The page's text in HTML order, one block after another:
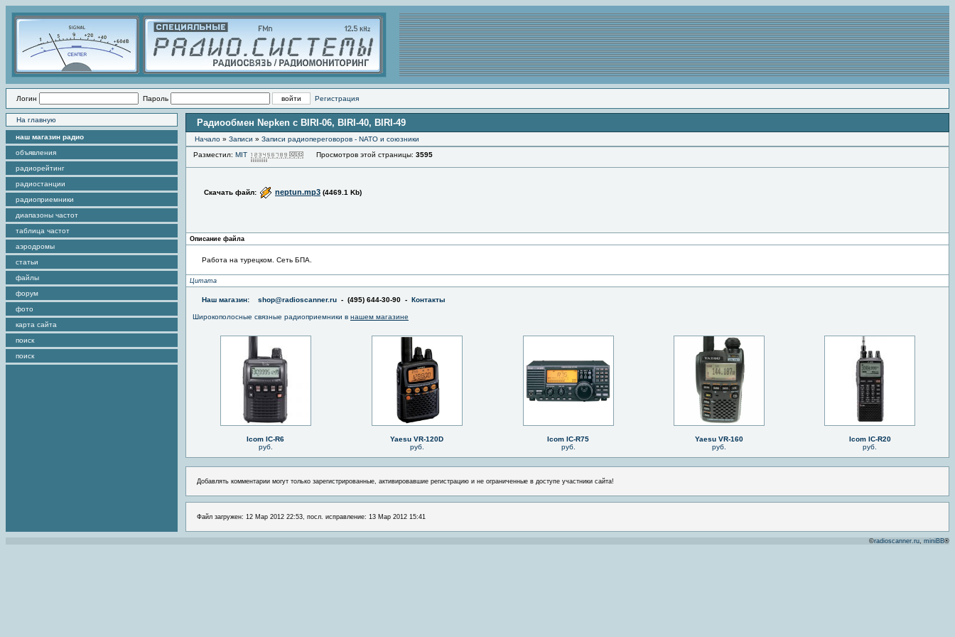
Логин Пароль Регистрация
На главную
наш магазин радио
объявления
радиорейтинг
радиостанции
радиоприемники
диапазоны частот
таблица частот
аэродромы
статьи
файлы
форум
фото
карта сайта
поиск
поиск
Радиообмен Nepken c BIRI-06, BIRI-40, BIRI-49
Начало » Записи » Записи радиопереговоров - NATO и союзники
Разместил: MIT Просмотров этой страницы: 3595
Скачать файл: neptun.mp3 (4469.1 Kb)
Описание файла
Работа на турецком. Сеть БПА.
Цитата
Наш магазин: shop@radioscanner.ru - (495) 644-30-90 - Контакты
Широкополосные связные радиоприемники в нашем магазине
Icom IC-R6
руб.
Yaesu VR-120D
руб.
Icom IC-R75
руб.
Yaesu VR-160
руб.
Icom IC-R20
руб.
Добавлять комментарии могут только зарегистрированные, активировавшие регистрацию и не ограниченные в доступе участники сайта!
Файл загружен: 12 Мар 2012 22:53, посл. исправление: 13 Мар 2012 15:41
©radioscanner.ru, miniBB®